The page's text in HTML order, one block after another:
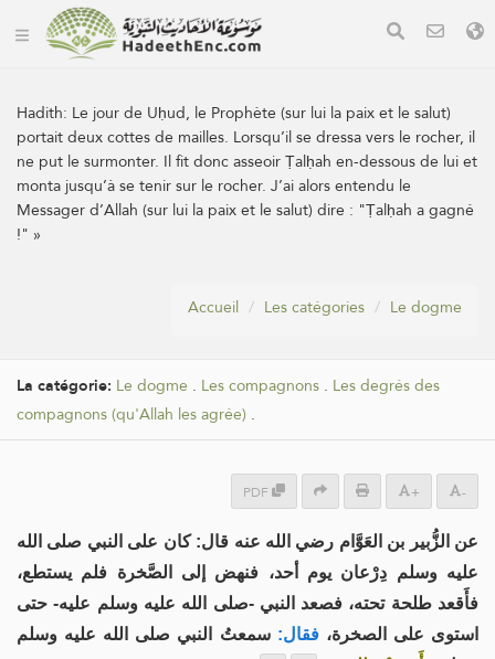
Hadith: Le jour de Uḥud, le Prophète (sur lui la paix et le salut)
portait deux cottes de mailles. Lorsqu’il se dressa vers le rocher, il
ne put le surmonter. Il fit donc asseoir Ṭalḥah en-dessous de lui et
monta jusqu’à se tenir sur le rocher. J’ai alors entendu le
Messager d’Allah (sur lui la paix et le salut) dire : "Ṭalḥah a gagné
!" »
Accueil Les catégories Le dogme
La catégorie: Le dogme . Les compagnons . Les degrés des
compagnons (qu'Allah les agrée) .
PDF + -
عن الزُّبير بن العَوَّام رضي الله عنه قال: كان على النبي صلى الله
عليه وسلم دِرْعان يوم أحد، فنهض إلى الصَّخرة فلم يستطع،
فأَقعد طلحة تحته، فصعد النبي -صلى الله عليه وسلم عليه- حتى
استوى على الصخرة، فقال: سمعتُ النبي صلى الله عليه وسلم